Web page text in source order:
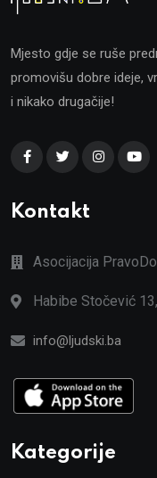
Mjesto gdje se ruše
promovišu dobre ideje,
i nikako drugačije!
Kontakt
Asocijacija
Habibe Stočević
info@ljudski.ba
Kategorije